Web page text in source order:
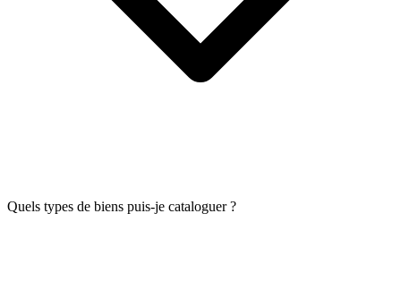
Quels types de biens puis-je cataloguer ?